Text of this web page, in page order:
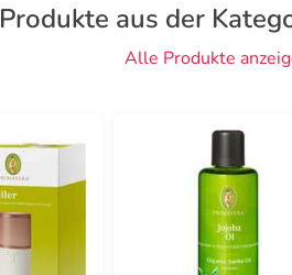
Produkte aus der
Alle Produkte